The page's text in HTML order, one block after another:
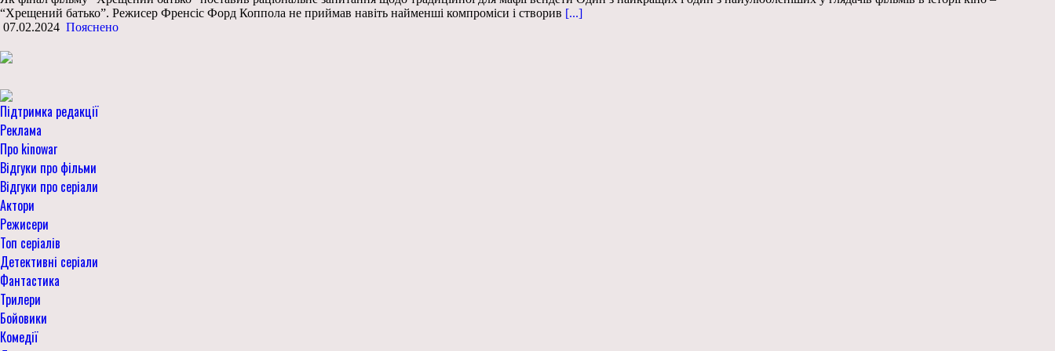
“Хрещений батько”. Режисер Френсіс Форд Коппола не приймав навіть найменші компроміси і створив [...]
07.02.2024 Пояснено
Підтримка редакції
Реклама
Про kinowar
Відгуки про фільми
Відгуки про серіали
Актори
Режисери
Топ серіалів
Детективні серіали
Фантастика
Трилери
Бойовики
Комедії